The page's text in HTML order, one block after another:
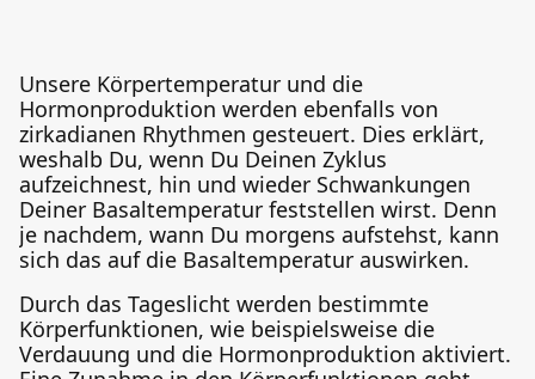
Unsere Körpertemperatur und die
Hormonproduktion werden ebenfalls von
zirkadianen Rhythmen gesteuert. Dies erklärt,
weshalb Du, wenn Du Deinen Zyklus
aufzeichnest, hin und wieder Schwankungen
Deiner Basaltemperatur feststellen wirst. Denn
je nachdem, wann Du morgens aufstehst, kann
sich das auf die Basaltemperatur auswirken.
Durch das Tageslicht werden bestimmte
Körperfunktionen, wie beispielsweise die
Verdauung und die Hormonproduktion aktiviert.